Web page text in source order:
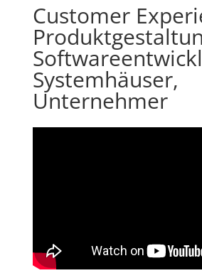
Customer
Systemhäuser,
Unternehmer